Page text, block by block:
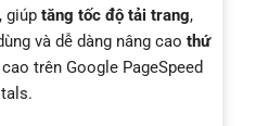
, giúp tăng tốc độ tải trang,
và dễ dàng nâng cao thứ
trên Google PageSpeed